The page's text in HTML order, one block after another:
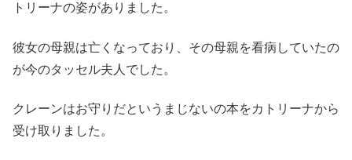
トリーナの姿がありました。
彼女の母親は亡くなっており、その母親を看病していたの
が今のタッセル夫人でした。
クレーンはお守りだというまじないの本をカトリーナから
受け取りました。